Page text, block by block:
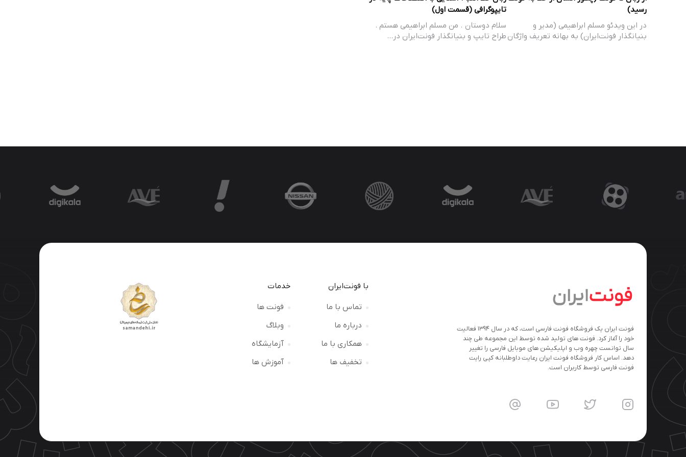
رسید)
در این ویدئو مسلم ابراهیمی (مدیر و
بنیانگذار فونت‌ایران) به بهانه تعریف واژگان
تایپوگرافی (قسمت اول)
سلام دوستان . من مسلم ابراهیمی هستم .
طراح تایپ و بنیانگذار فونت‌ایران در…
فونت ایران یک فروشگاه فونت فارسی است، که در سال ۱۳۹۴ فعالیت
خود را آغاز کرد. فونت های تولید شده توسط این مجموعه طی چند
سال توانست چهره وب و اپلیکیشن های موبایل فارسی را تغییر
دهد. اساس کار فروشگاه فونت ایران رعایت داوطلبانه کپی رایت
فونت فارسی توسط کاربران است.
با فونت‌ایران
تماس با ما
درباره ما
همکاری با ما
تخفیف ها
خدمات
فونت ها
وبلاگ
آزمایشگاه
آموزش ها